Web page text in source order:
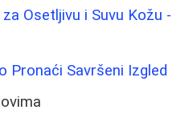
Osetljivu i Suvu Kožu -
Pronaći Savršeni Izgled